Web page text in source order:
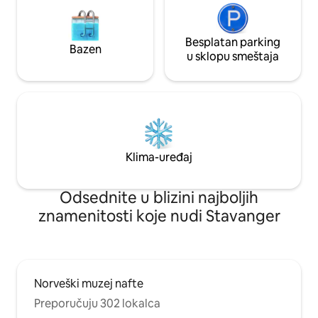
Bazen
Besplatan parking
u sklopu smeštaja
Klima-uređaj
Odsednite u blizini najboljih
znamenitosti koje nudi Stavanger
Norveški muzej nafte
Preporučuju 302 lokalca